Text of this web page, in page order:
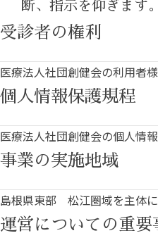
断、指示を仰ぎます。
受診者の権利
医療法人社団創健会の利用者
個人情報保護規程
医療法人社団創健会の個人情
事業の実施地域
島根県東部 松江圏域を主体
運営についての重